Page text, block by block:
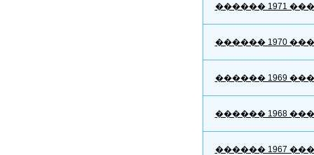
������ 1971
������ 1970
������ 1969
������ 1968
������ 1967